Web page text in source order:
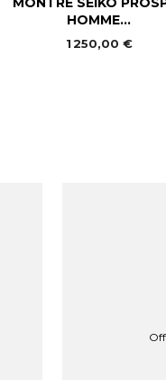
HOMME...
1 250,00 €